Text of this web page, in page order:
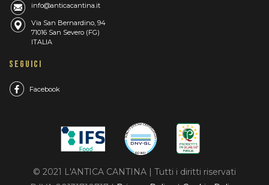
info@anticacantina.it
Via San Bernardino, 94
71016 San Severo (FG)
ITALIA
SEGUICI
Facebook
© 2021 L'ANTICA CANTINA | Tutti i diritti riservati